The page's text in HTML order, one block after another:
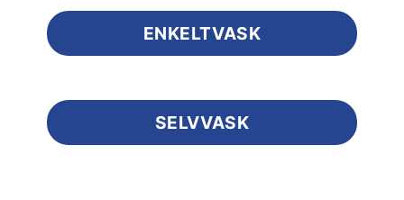
ENKELTVASK
SELVVASK